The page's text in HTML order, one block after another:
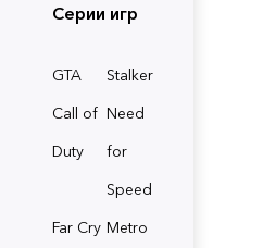
Серии игр
GTA
Stalker
Call of
Duty
Need
for
Speed
Far Cry Metro